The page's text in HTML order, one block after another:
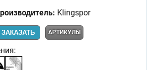
Klingspor
ЗАКАЗАТЬ АРТИКУЛЫ